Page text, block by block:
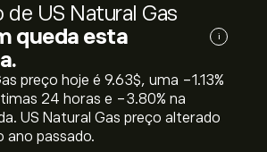
de US Natural Gas
queda esta
i
preço hoje é 9.63‎$‎, uma ‎-1.13‎%
24 horas e ‎-3.80‎% na
US Natural Gas preço alterado
ano passado.